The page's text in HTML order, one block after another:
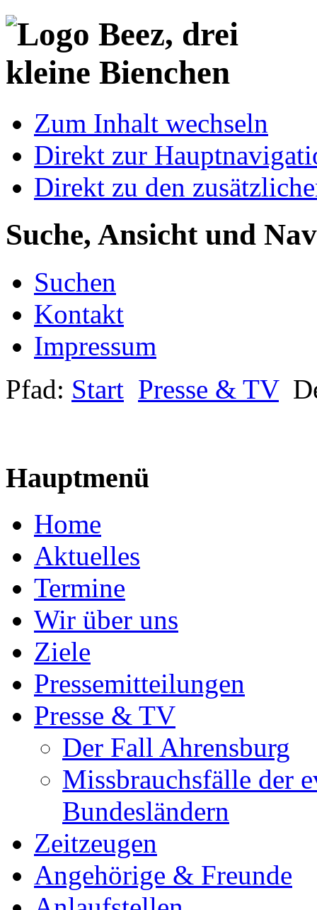
Zum Inhalt wechseln
Direkt zur
Direkt zu den
Suche, Ansicht und
Suchen
Kontakt
Impressum
Pfad: Start Presse & TV
Hauptmenü
Home
Aktuelles
Termine
Wir über uns
Ziele
Pressemitteilungen
Presse & TV
Der Fall Ahrensburg
Missbrauchsfälle der
Bundesländern
Zeitzeugen
Angehörige & Freunde